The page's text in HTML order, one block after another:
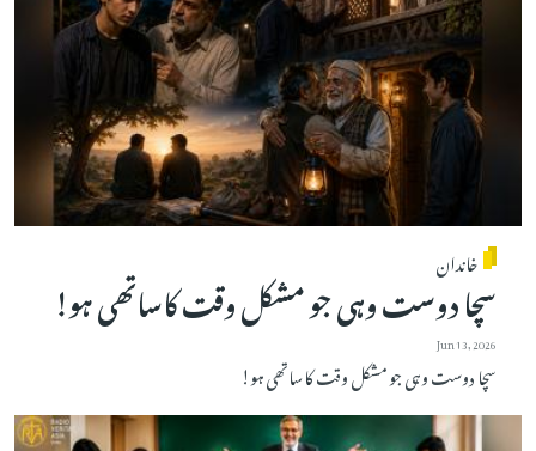
خاندان
سچا دوست وہی جو مشکل وقت کاساتھی ہو!
Jun 13, 2026
سچا دوست وہی جو مشکل وقت کاساتھی ہو!